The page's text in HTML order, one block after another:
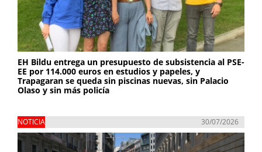
EH Bildu entrega un presupuesto de subsistencia al PSE-
EE por 114.000 euros en estudios y papeles, y
Trapagaran se queda sin piscinas nuevas, sin Palacio
Olaso y sin más policía
NOTICIA 30/07/2026